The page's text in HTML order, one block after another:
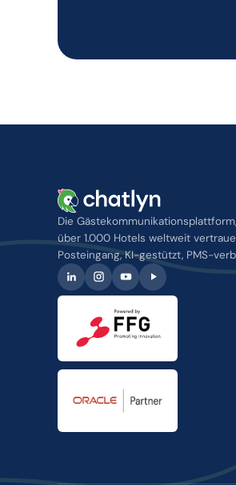
Die
über 1.000 Hotels weltweit
Posteingang, KI-gestützt, PMS-